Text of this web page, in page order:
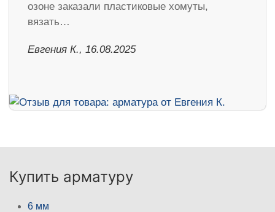
озоне заказали пластиковые хомуты,
вязать…
Евгения К., 16.08.2025
Купить арматуру
6 мм